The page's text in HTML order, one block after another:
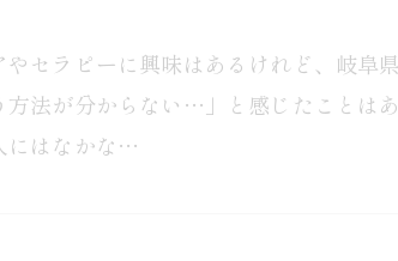
やセラピーに興味はあるけれど、岐
方法が分からない…」と感じたことは
にはなかな…